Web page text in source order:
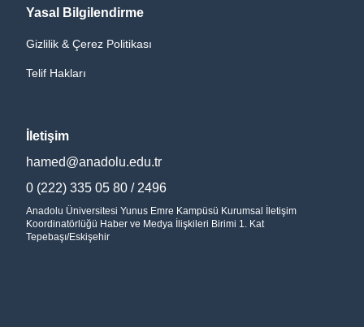
Yasal Bilgilendirme
Gizlilik & Çerez Politikası
Telif Hakları
İletişim
hamed@anadolu.edu.tr
0 (222) 335 05 80 / 2496
Anadolu Üniversitesi Yunus Emre Kampüsü Kurumsal İletişim
Koordinatörlüğü Haber ve Medya İlişkileri Birimi 1. Kat
Tepebaşı/Eskişehir